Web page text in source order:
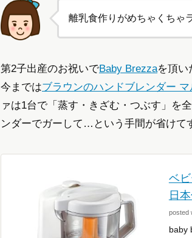
離乳食作りがめちゃくちゃ
第2子出産のお祝いでBaby Brezzaを頂い
今まではブラウンのハンドブレンダー マ
ァは1台で「蒸す・きざむ・つぶす」を
ンダーでガーして…という手間が省けて
ベ
日本
posted
baby